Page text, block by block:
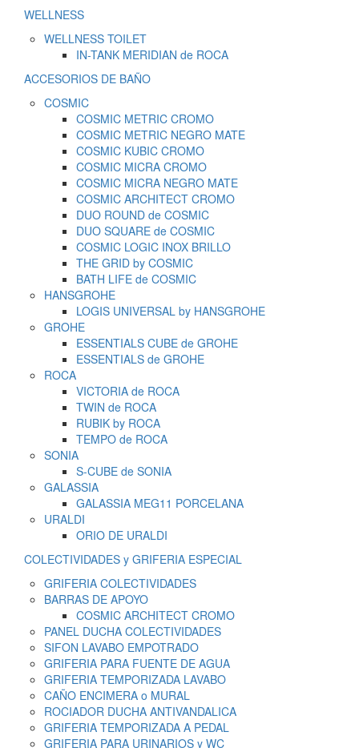
WELLNESS
WELLNESS TOILET
IN-TANK MERIDIAN de ROCA
ACCESORIOS DE BAÑO
COSMIC
COSMIC METRIC CROMO
COSMIC METRIC NEGRO MATE
COSMIC KUBIC CROMO
COSMIC MICRA CROMO
COSMIC MICRA NEGRO MATE
COSMIC ARCHITECT CROMO
DUO ROUND de COSMIC
DUO SQUARE de COSMIC
COSMIC LOGIC INOX BRILLO
THE GRID by COSMIC
BATH LIFE de COSMIC
HANSGROHE
LOGIS UNIVERSAL by HANSGROHE
GROHE
ESSENTIALS CUBE de GROHE
ESSENTIALS de GROHE
ROCA
VICTORIA de ROCA
TWIN de ROCA
RUBIK by ROCA
TEMPO de ROCA
SONIA
S-CUBE de SONIA
GALASSIA
GALASSIA MEG11 PORCELANA
URALDI
ORIO DE URALDI
COLECTIVIDADES y GRIFERIA ESPECIAL
GRIFERIA COLECTIVIDADES
BARRAS DE APOYO
COSMIC ARCHITECT CROMO
PANEL DUCHA COLECTIVIDADES
SIFON LAVABO EMPOTRADO
GRIFERIA PARA FUENTE DE AGUA
GRIFERIA TEMPORIZADA LAVABO
CAÑO ENCIMERA o MURAL
ROCIADOR DUCHA ANTIVANDALICA
GRIFERIA TEMPORIZADA A PEDAL
GRIFERIA PARA URINARIOS y WC